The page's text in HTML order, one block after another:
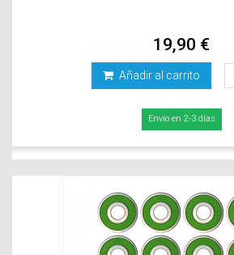
19,90 €
Añadir al carrito
Envío en 2-3 días